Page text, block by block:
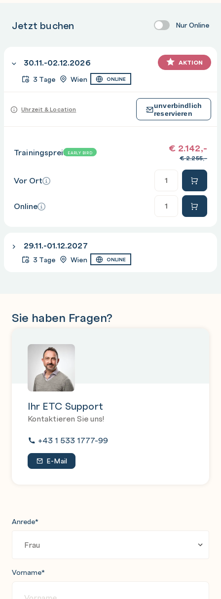
Jetzt buchen Nur Online
30.11.-02.12.2026 AKTION
3 Tage Wien ONLINE
Uhrzeit & Location
unverbindlich
reservieren
Trainingspreis EARLY BIRD € 2.142,-
€2.255,-
Vor Ort
Online
29.11.-01.12.2027
3 Tage Wien ONLINE
Sie haben Fragen?
Ihr ETC Support
Kontaktieren Sie uns!
+43 1 533 1777-99
E-Mail
Anrede*
Vorname*